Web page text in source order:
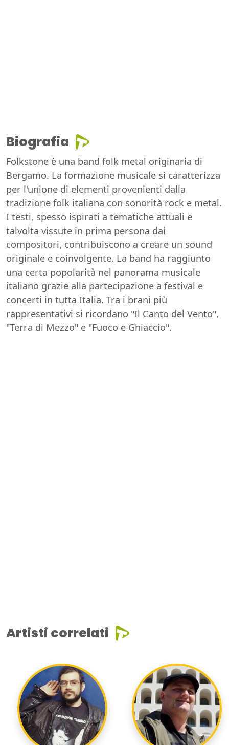
Biografia
Folkstone è una band folk metal originaria di
Bergamo. La formazione musicale si caratterizza
per l'unione di elementi provenienti dalla
tradizione folk italiana con sonorità rock e metal.
I testi, spesso ispirati a tematiche attuali e
talvolta vissute in prima persona dai
compositori, contribuiscono a creare un sound
originale e coinvolgente. La band ha raggiunto
una certa popolarità nel panorama musicale
italiano grazie alla partecipazione a festival e
concerti in tutta Italia. Tra i brani più
rappresentativi si ricordano "Il Canto del Vento",
"Terra di Mezzo" e "Fuoco e Ghiaccio".
Artisti correlati